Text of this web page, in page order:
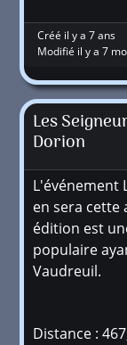
Créé il y a 7 ans
Modifié il y a 7
Les
Dorion
L'événement
en sera cette
édition est
populaire
Vaudreuil.
Distance :